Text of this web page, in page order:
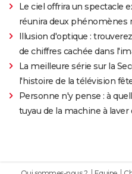
Le ciel offrira un spectacle
réunira deux phénomènes
Illusion d'optique :
de chiffres cachée dans
La meilleure série sur la
l'histoire de la télévision
Personne n'y pense : à
tuyau de la machine à laver